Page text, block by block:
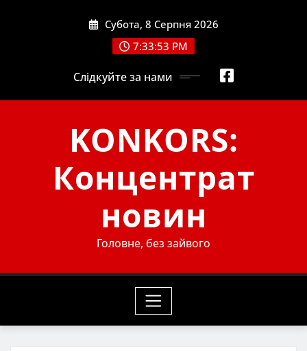
Субота, 8 Серпня 2026
7:33:54 PM
Слідкуйте за нами
KONKORS:
Концентрат
новин
Головне, без зайвого